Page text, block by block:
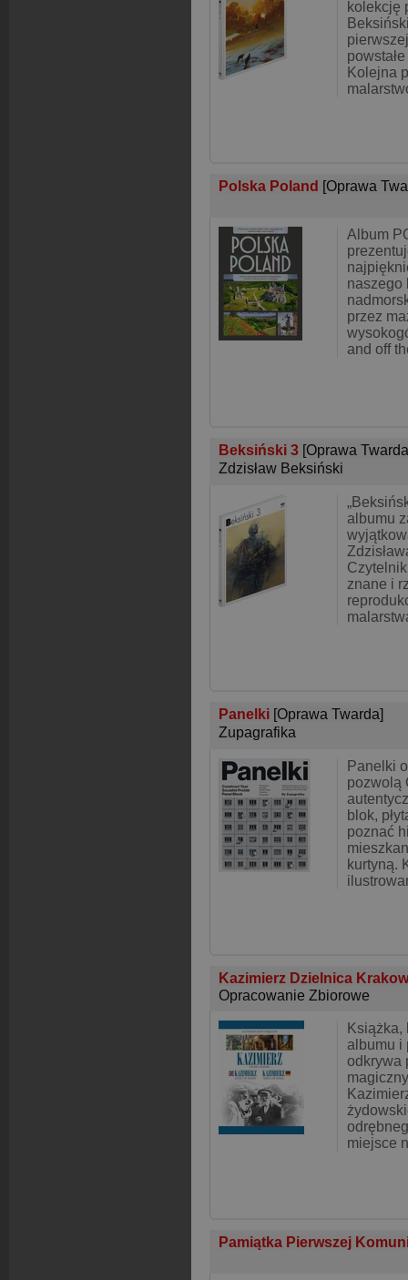
kolekcję
Kolejna
Polska Poland [Oprawa
Album
naszego
przez
and off
Beksiński 3 [Oprawa
Zdzisław Beksiński
albumu
znane i
Panelki [Oprawa Twarda]
Zupagrafika
Panelki
pozwolą
blok,
poznać
kurtyną.
Kazimierz Dzielnica
Opracowanie Zbiorowe
Książka,
albumu i
odkrywa
miejsce
Pamiątka Pierwszej